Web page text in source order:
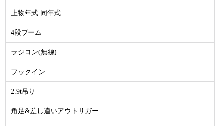
上物年式:同年式
4段ブーム
ラジコン(無線)
フックイン
2.9t吊り
角足&差し違いアウトリガー